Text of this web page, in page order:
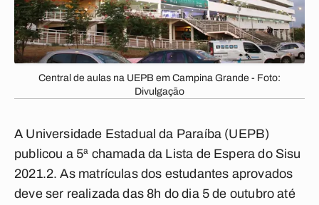
Central de aulas na UEPB em Campina Grande - Foto:
Divulgação
A Universidade Estadual da Paraíba (UEPB)
publicou a 5ª chamada da Lista de Espera do Sisu
2021.2. As matrículas dos estudantes aprovados
deve ser realizada das 8h do dia 5 de outubro até